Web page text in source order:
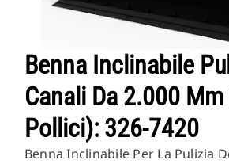
Benna Inclinabile
Canali Da 2.000
Pollici): 326-7420
Benna Inclinabile Per La Pulizia